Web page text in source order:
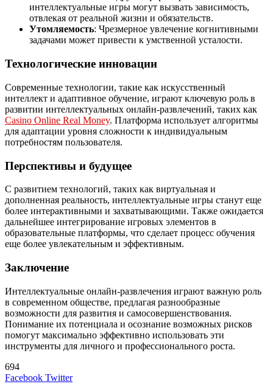
интеллектуальные игры могут вызвать зависимость,
отвлекая от реальной жизни и обязательств.
Утомляемость: Чрезмерное увлечение когнитивными
задачами может привести к умственной усталости.
Технологические инновации
Современные технологии, такие как искусственный
интеллект и адаптивное обучение, играют ключевую роль в
развитии интеллектуальных онлайн-развлечений, таких как
Casino Online Real Money. Платформа использует алгоритмы
для адаптации уровня сложности к индивидуальным
потребностям пользователя.
Перспективы и будущее
С развитием технологий, таких как виртуальная и
дополненная реальность, интеллектуальные игры станут еще
более интерактивными и захватывающими. Также ожидается
дальнейшее интегрирование игровых элементов в
образовательные платформы, что сделает процесс обучения
еще более увлекательным и эффективным.
Заключение
Интеллектуальные онлайн-развлечения играют важную роль
в современном обществе, предлагая разнообразные
возможности для развития и самосовершенствования.
Понимание их потенциала и осознание возможных рисков
помогут максимально эффективно использовать эти
инструменты для личного и профессионального роста.
694
Facebook TwitterLinkedIn
Tumblr
Reddit
Вконтакте
Одноклассники
Skype
Messenger
Messenger
WhatsApp
Telegram
Viber
Line
Поделиться
Печатать